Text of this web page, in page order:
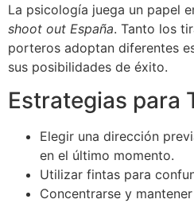
La psicología juega un papel
shoot out España. Tanto los
porteros adoptan diferentes
sus posibilidades de éxito.
Estrategias para
Elegir una dirección
en el último momento.
Utilizar fintas para
Concentrarse y